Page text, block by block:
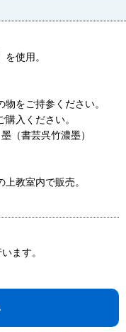
を使用。
をご持参ください。
入ください。
（書芸呉竹濃墨）
教室内で販売。
ます。